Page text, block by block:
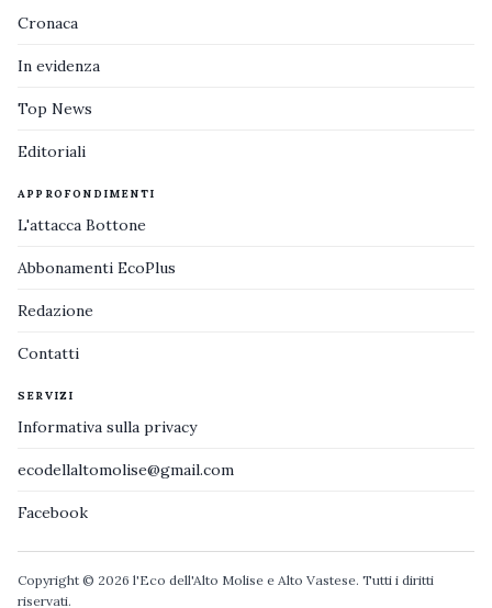
Cronaca
In evidenza
Top News
Editoriali
APPROFONDIMENTI
L'attacca Bottone
Abbonamenti EcoPlus
Redazione
Contatti
SERVIZI
Informativa sulla privacy
ecodellaltomolise@gmail.com
Facebook
Copyright © 2026 l'Eco dell'Alto Molise e Alto Vastese. Tutti i diritti
riservati.